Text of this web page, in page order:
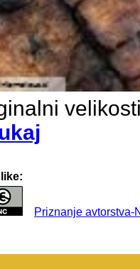
Priznanje avtorstva-